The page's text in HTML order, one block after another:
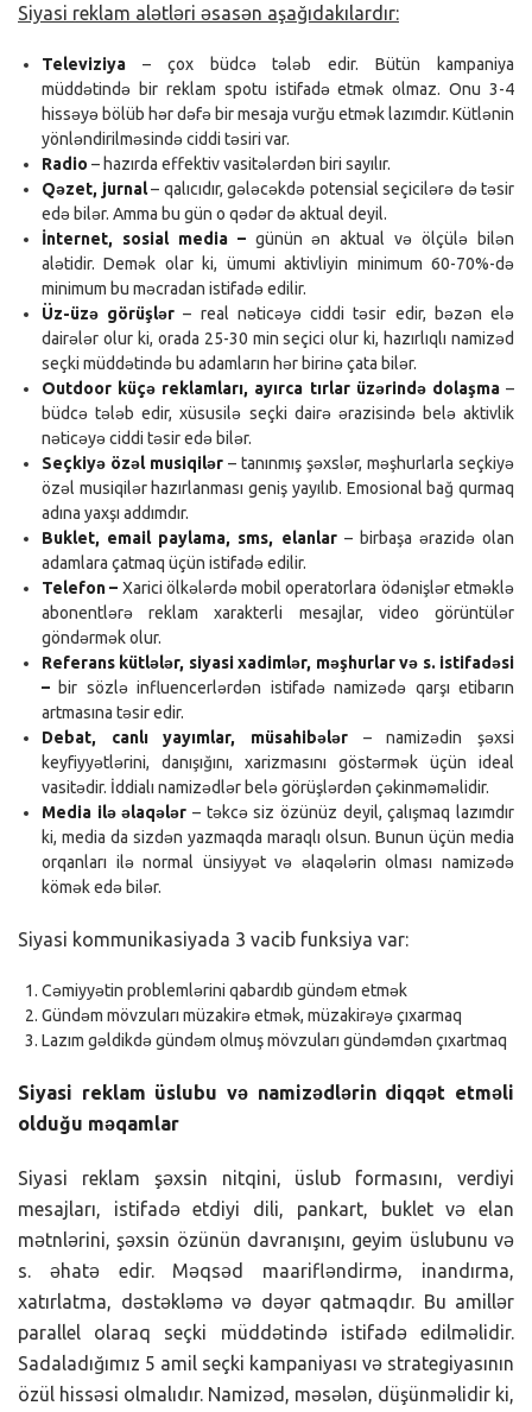
Siyasi reklam alətləri əsasən aşağıdakılardır:
Televiziya – çox büdcə tələb edir. Bütün kampaniya
müddətində bir reklam spotu istifadə etmək olmaz. Onu 3-4
hissəyə bölüb hər dəfə bir mesaja vurğu etmək lazımdır. Kütlənin
yönləndirilməsində ciddi təsiri var.
Radio – hazırda effektiv vasitələrdən biri sayılır.
Qəzet, jurnal– qalıcıdır, gələcəkdə potensial seçicilərə də təsir
edə bilər. Amma bu gün o qədər də aktual deyil.
İnternet, sosial media – günün ən aktual və ölçülə bilən
alətidir. Demək olar ki, ümumi aktivliyin minimum 60-70%-də
minimum bu məcradan istifadə edilir.
Üz-üzə görüşlər – real nəticəyə ciddi təsir edir, bəzən elə
dairələr olur ki, orada 25-30 min seçici olur ki, hazırlıqlı namizəd
seçki müddətində bu adamların hər birinə çata bilər.
Outdoor küçə reklamları, ayırca tırlar üzərində dolaşma–
büdcə tələb edir, xüsusilə seçki dairə ərazisində belə aktivlik
nəticəyə ciddi təsir edə bilər.
Seçkiyə özəl musiqilər – tanınmış şəxslər, məşhurlarla seçkiyə
özəl musiqilər hazırlanması geniş yayılıb. Emosional bağ qurmaq
adına yaxşı addımdır.
Buklet, email paylama, sms, elanlar– birbaşa ərazidə olan
adamlara çatmaq üçün istifadə edilir.
Telefon – Xarici ölkələrdə mobil operatorlara ödənişlər etməklə
abonentlərə reklam xarakterli mesajlar, video görüntülər
göndərmək olur.
Referans kütlələr, siyasi xadimlər, məşhurlar və s. istifadəsi
– bir sözlə influencerlərdən istifadə namizədə qarşı etibarın
artmasına təsir edir.
Debat, canlı yayımlar, müsahibələr – namizədin şəxsi
keyfiyyətlərini, danışığını, xarizmasını göstərmək üçün ideal
vasitədir. İddialı namizədlər belə görüşlərdən çəkinməməlidir.
Media ilə əlaqələr – təkcə siz özünüz deyil, çalışmaq lazımdır
ki, media da sizdən yazmaqda maraqlı olsun. Bunun üçün media
orqanları ilə normal ünsiyyət və əlaqələrin olması namizədə
kömək edə bilər.
Siyasi kommunikasiyada 3 vacib funksiya var:
Cəmiyyətin problemlərini qabardıb gündəm etmək
Gündəm mövzuları müzakirə etmək, müzakirəyə çıxarmaq
Lazım gəldikdə gündəm olmuş mövzuları gündəmdən çıxartmaq
Siyasi reklam üslubu və namizədlərin diqqət etməli
olduğu məqamlar
Siyasi reklam şəxsin nitqini, üslub formasını, verdiyi
mesajları, istifadə etdiyi dili, pankart, buklet və elan
mətnlərini, şəxsin özünün davranışını, geyim üslubunu və
s. əhatə edir. Məqsəd maarifləndirmə, inandırma,
xatırlatma, dəstəkləmə və dəyər qatmaqdır. Bu amillər
parallel olaraq seçki müddətində istifadə edilməlidir.
Sadaladığımız 5 amil seçki kampaniyası və strategiyasının
özül hissəsi olmalıdır. Namizəd, məsələn, düşünməlidir ki,